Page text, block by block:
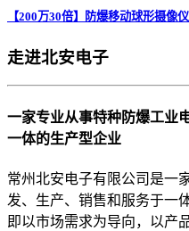
【200万30倍】防爆移动球形摄像仪
走进北安电子
一家专业从事特种防爆工业
一体的生产型企业
常州北安电子有限公司是一
发、生产、销售和服务于一
即以市场需求为导向，以产